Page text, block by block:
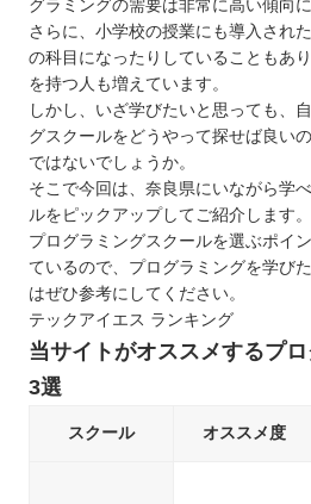
グラミングの需要は非常に高い傾向に
さらに、小学校の授業にも導入され
の科目になったりしていることもあ
を持つ人も増えています。
しかし、いざ学びたいと思っても、
グスクールをどうやって探せば良い
ではないでしょうか。
そこで今回は、奈良県にいながら学
ルをピックアップしてご紹介します。
プログラミングスクールを選ぶポイ
ているので、プログラミングを学び
はぜひ参考にしてください。
テックアイエス ランキング
当サイトがオススメするプ
3選
スクール オススメ度